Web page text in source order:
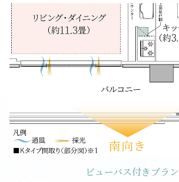
ビューバス付きプラン